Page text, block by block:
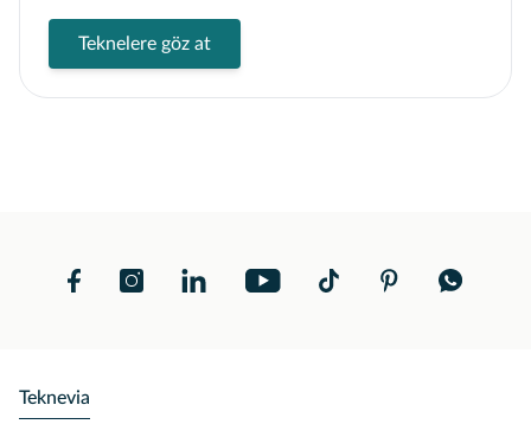
Teknelere göz at
Teknevia